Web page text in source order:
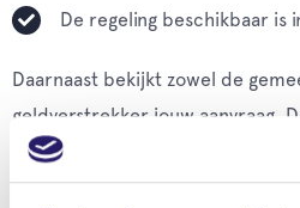
De regeling beschikbaar is
Daarnaast bekijkt zowel de
geldverstrekker jouw aanvraag.
starterslening soms iets langer
hypotheekaanvraag.